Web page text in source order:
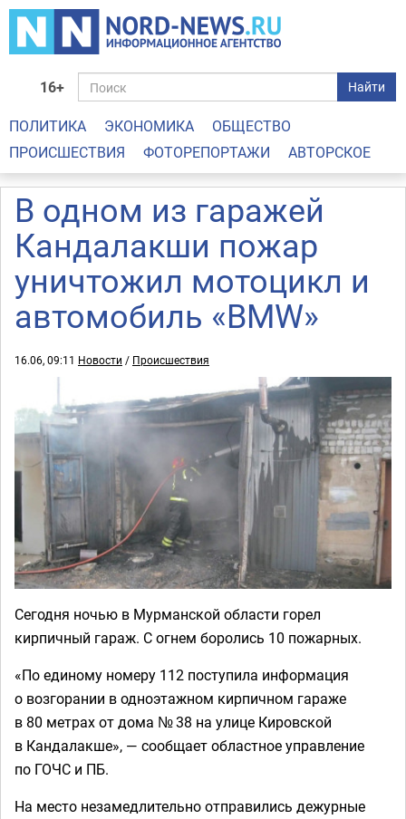
16+ Найти
ПОЛИТИКА ЭКОНОМИКА
ОБЩЕСТВО
ПРОИСШЕСТВИЯ
ФОТОРЕПОРТАЖИ АВТОРСКОЕ
В одном из гаражей
Кандалакши пожар
уничтожил мотоцикл и
автомобиль «BMW»
16.06, 09:11 Новости / Происшествия
Сегодня ночью в Мурманской области горел
кирпичный гараж. С огнем боролись 10 пожарных.
«По единому номеру 112 поступила информация
о возгорании в одноэтажном кирпичном гараже
в 80 метрах от дома № 38 на улице Кировской
в Кандалакше», — сообщает областное управление
по ГОЧС и ПБ.
На место незамедлительно отправились дежурные